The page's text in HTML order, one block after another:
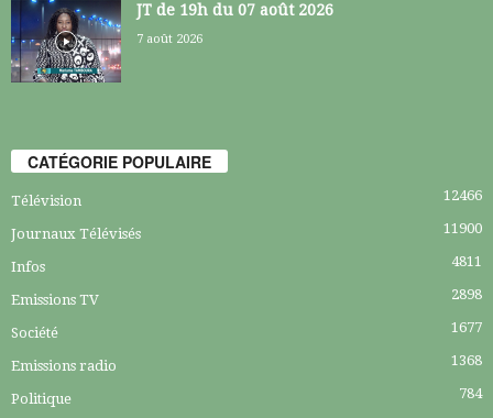
JT de 19h du 07 août 2026
7 août 2026
CATÉGORIE POPULAIRE
Télévision 12466
Journaux Télévisés 11900
Infos 4811
Emissions TV 2898
Société 1677
Emissions radio 1368
Politique 784